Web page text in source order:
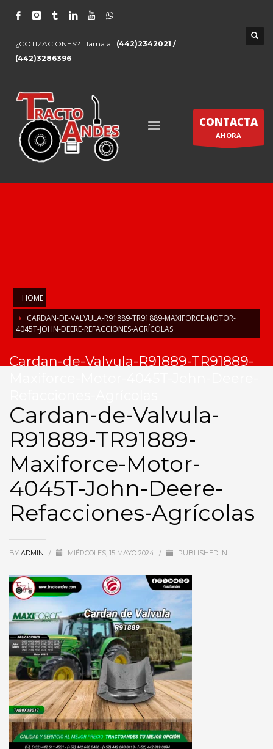
¿COTIZACIONES? Llama al: (442)2342021 /
(442)3286396
CONTACTA
AHORA
HOME
CARDAN-DE-VALVULA-R91889-TR91889-MAXIFORCE-MOTOR-
4045T-JOHN-DEERE-REFACCIONES-AGRÍCOLAS
Cardan-de-Valvula-R91889-TR91889-
Cardan-de-Valvula-
R91889-TR91889-
Maxiforce-Motor-
4045T-John-Deere-
Refacciones-Agrícolas
BY ADMIN / MIÉRCOLES, 15 MAYO 2024 / PUBLISHED IN